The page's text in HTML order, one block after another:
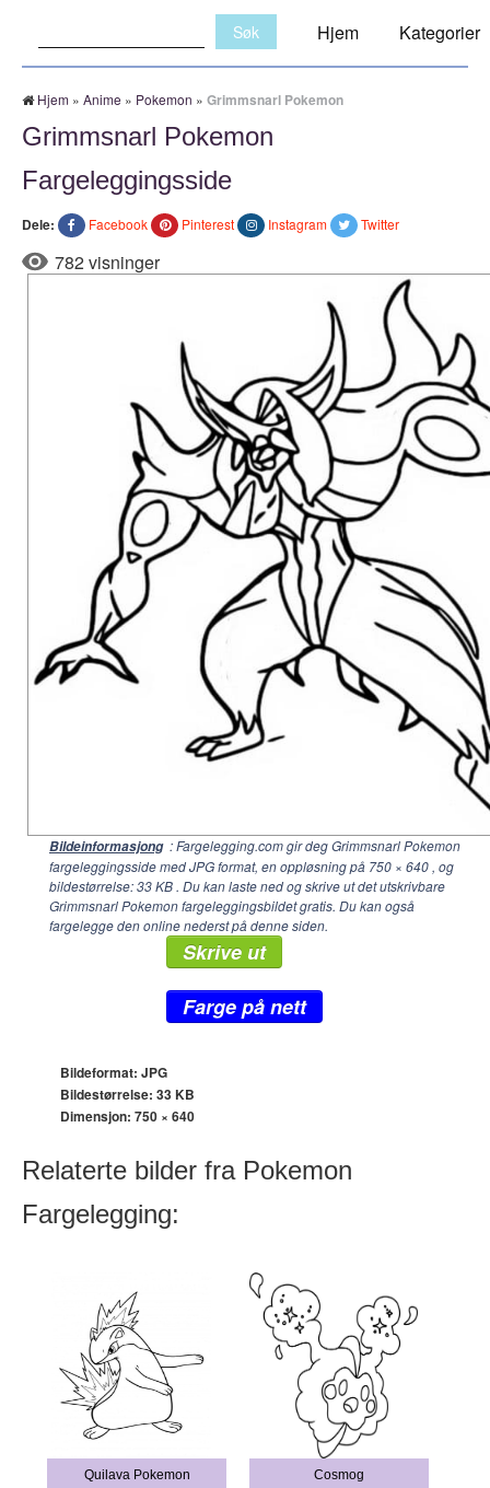
Hjem Kategorier
Hjem » Anime » Pokemon » Grimmsnarl Pokemon
Grimmsnarl Pokemon
Fargeleggingsside
Dele: Facebook Pinterest Instagram Twitter
782 visninger
Bildeinformasjong : Fargelegging.com gir deg Grimmsnarl Pokemon
fargeleggingsside med JPG format, en oppløsning på 750 × 640 , og
bildestørrelse: 33 KB . Du kan laste ned og skrive ut det utskrivbare
Grimmsnarl Pokemon fargeleggingsbildet gratis. Du kan også
fargelegge den online nederst på denne siden.
Skrive ut
Farge på nett
Bildeformat: JPG
Bildestørrelse: 33 KB
Dimensjon: 750 × 640
Relaterte bilder fra Pokemon
Fargelegging:
Quilava Pokemon Cosmog